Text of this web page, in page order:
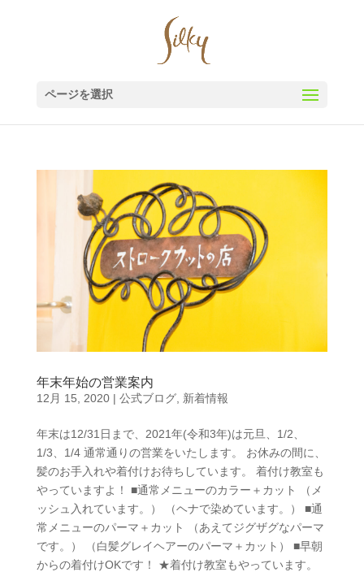
ページを選択
年末年始の営業案内
12月 15, 2020| 公式ブログ, 新着情報
年末は12/31日まで、2021年(令和3年)は元旦、1/2、
1/3、1/4 通常通りの営業をいたします。 お休みの間に、
髪のお手入れや着付けお待ちしています。 着付け教室も
やっていますよ！ ■通常メニューのカラー＋カット （メ
ッシュ入れています。） （ヘナで染めています。） ■通
常メニューのパーマ＋カット （あえてジグザグなパーマ
です。） （白髪グレイヘアーのパーマ＋カット） ■早朝
からの着付けOKです！ ★着付け教室もやっています。